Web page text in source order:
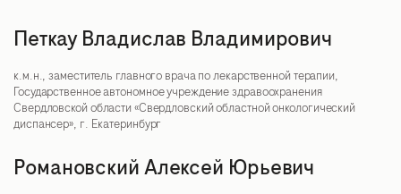
Петкау Владислав Владимирович
к.м.н., заместитель главного врача по лекарственной терапии,
Государственное автономное учреждение здравоохранения
Свердловской области «Свердловский областной онкологический
диспансер», г. Екатеринбург
Романовский Алексей Юрьевич